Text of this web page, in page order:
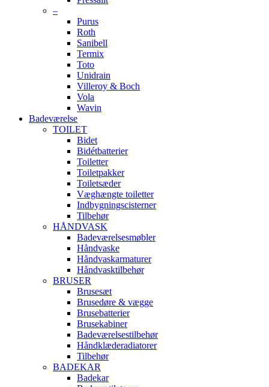
–
Purus
Roth
Sanibell
Termix
Toto
Unidrain
Villeroy & Boch
Vola
Wavin
Badeværelse
TOILET
Bidet
Bidétbatterier
Toiletter
Toiletpakker
Toiletsæder
Væghængte toiletter
Indbygningscisterner
Tilbehør
HÅNDVASK
Badeværelsesmøbler
Håndvaske
Håndvaskarmaturer
Håndvasktilbehør
BRUSER
Brusesæt
Brusedøre & vægge
Brusebatterier
Brusekabiner
Badeværelsestilbehør
Håndklæderadiatorer
Tilbehør
BADEKAR
Badekar